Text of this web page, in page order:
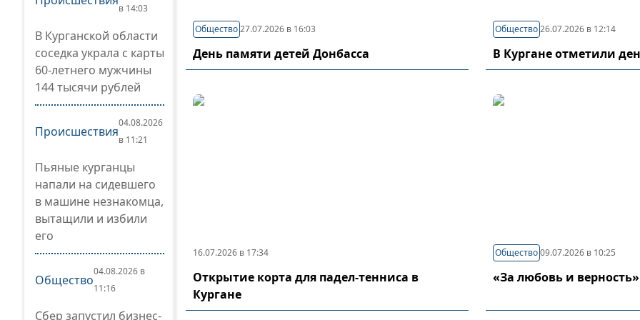
в 14:03
В Курганской области
соседка украла с карты
60-летнего мужчины
144 тысячи рублей
Происшествия
04.08.2026
в 11:21
Пьяные курганцы
напали на сидевшего
в машине незнакомца,
вытащили и избили
его
Общество
04.08.2026 в
11:16
Сбер запустил бизнес-
Общество27.07.2026 в 16:03
День памяти детей Донбасса
Общество 26.07.2026 в 12:14
В Кургане отметили
16.07.2026 в 17:34
Открытие корта для падел-тенниса в
Кургане
Общество 09.07.2026 в 10:25
«За любовь и верность»